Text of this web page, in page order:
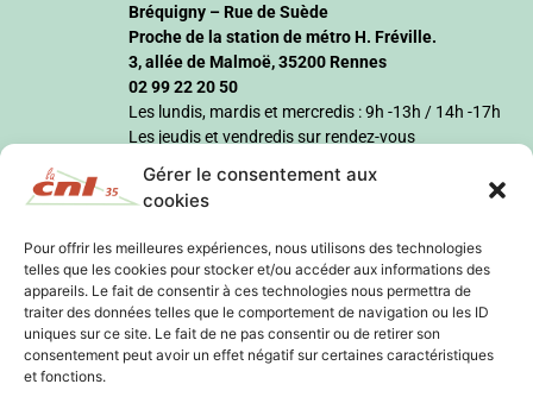
Gérer le consentement aux
cookies
Pour offrir les meilleures expériences, nous utilisons des technologies
telles que les cookies pour stocker et/ou accéder aux informations des
appareils. Le fait de consentir à ces technologies nous permettra de
traiter des données telles que le comportement de navigation ou les ID
uniques sur ce site. Le fait de ne pas consentir ou de retirer son
consentement peut avoir un effet négatif sur certaines caractéristiques
et fonctions.
Bréquigny – Rue de Suède
Proche de la station de métro H. Fréville.
3, allée de Malmoë, 35200 Rennes
02 99 22 20 50
Les lundis, mardis et mercredis : 9h -13h / 14h -17h
Les jeudis et vendredis sur rendez-vous